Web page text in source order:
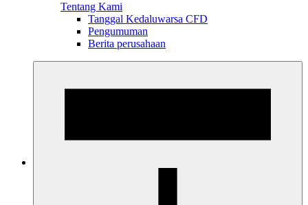
Tentang Kami
Tanggal Kedaluwarsa CFD
Pengumuman
Berita perusahaan